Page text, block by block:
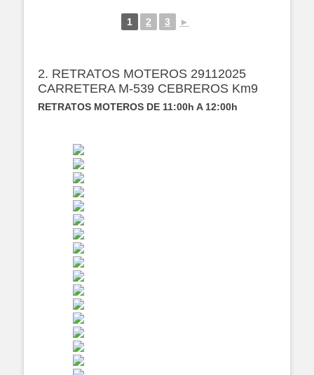
1 2 3 ►
2. RETRATOS MOTEROS 29112025
CARRETERA M-539 CEBREROS Km9
RETRATOS MOTEROS DE 11:00h A 12:00h